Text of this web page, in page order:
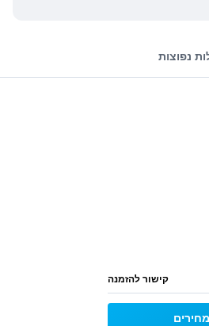
נפוצות
קישור להזמנה